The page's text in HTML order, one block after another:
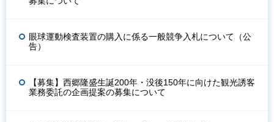
眼球運動検査装置の購入に係る一般競争入札について（公
告）
【募集】西郷隆盛生誕200年・没後150年に向けた観光誘客
業務委託の企画提案の募集について